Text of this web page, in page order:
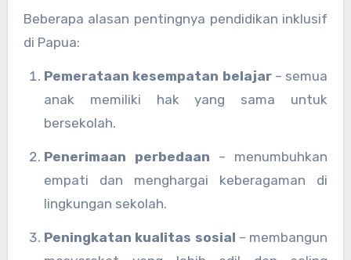
Beberapa alasan pentingnya pendidikan inklusif
di Papua:
Pemerataan kesempatan belajar– semua
anak memiliki hak yang sama untuk
bersekolah.
Penerimaan perbedaan – menumbuhkan
empati dan menghargai keberagaman di
lingkungan sekolah.
Peningkatan kualitas sosial – membangun